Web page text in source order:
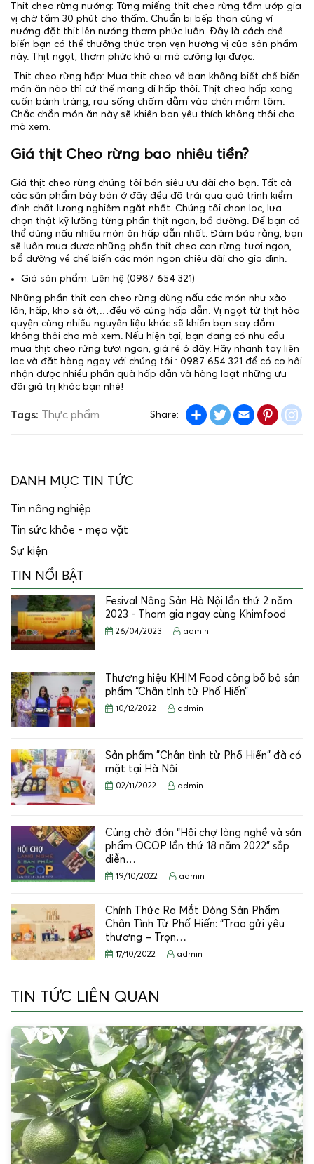
Thịt cheo rừng nướng: Từng miếng thịt cheo rừng tẩm ướp gia
vị chờ tầm 30 phút cho thấm. Chuẩn bị bếp than cùng vỉ
nướng đặt thịt lên nướng thơm phức luôn. Đây là cách chế
biến bạn có thể thưởng thức trọn vẹn hương vị của sản phẩm
này. Thịt ngọt, thơm phức khó ai mà cưỡng lại được.
Thịt cheo rừng hấp: Mua thịt cheo về bạn không biết chế biến
món ăn nào thì cứ thế mang đi hấp thôi. Thịt cheo hấp xong
cuốn bánh tráng, rau sống chấm đẫm vào chén mắm tôm.
Chắc chắn món ăn này sẽ khiến bạn yêu thích không thôi cho
mà xem.
Giá thịt Cheo rừng bao nhiêu tiền?
Giá thịt cheo rừng chúng tôi bán siêu ưu đãi cho bạn. Tất cả
các sản phẩm bày bán ở đây đều đã trải qua quá trình kiểm
định chất lượng nghiêm ngặt nhất. Chúng tôi chọn lọc, lựa
chọn thật kỹ lưỡng từng phần thịt ngon, bổ dưỡng. Để bạn có
thể dùng nấu nhiều món ăn hấp dẫn nhất. Đảm bảo rằng, bạn
sẽ luôn mua được những phần thịt cheo con rừng tươi ngon,
bổ dưỡng về chế biến các món ngon chiêu đãi cho gia đình.
Giá sản phẩm: Liên hệ (0987 654 321)
Những phần thịt con cheo rừng dùng nấu các món như xào
lăn, hấp, kho sả ớt,…đều vô cùng hấp dẫn. Vị ngọt từ thịt hòa
quyện cùng nhiều nguyên liệu khác sẽ khiến bạn say đắm
không thôi cho mà xem. Nếu hiện tại, bạn đang có nhu cầu
mua thịt cheo rừng tươi ngon, giá rẻ ở đây. Hãy nhanh tay liên
lạc và đặt hàng ngay với chúng tôi : 0987 654 321 để có cơ hội
nhận được nhiều phần quà hấp dẫn và hàng loạt những ưu
đãi giá trị khác bạn nhé!
Tags: Thực phẩm Share: Share TwitterEmail
DANH MỤC TIN TỨC
Tin nông nghiệp
Tin sức khỏe - mẹo vặt
Sự kiện
TIN NỔI BẬT
Fesival Nông Sản Hà Nội lần thứ 2 năm
2023 - Tham gia ngay cùng Khimfood
26/04/2023 admin
Thương hiệu KHIM Food công bố bộ sản
phẩm “Chân tình từ Phố Hiến”
10/12/2022 admin
Sản phẩm "Chân tình từ Phố Hiến" đã có
mặt tại Hà Nội
02/11/2022 admin
Cùng chờ đón “Hội chợ làng nghề và sản
phẩm OCOP lần thứ 18 năm 2022” sắp
diễn…
19/10/2022 admin
Chính Thức Ra Mắt Dòng Sản Phẩm
Chân Tình Từ Phố Hiến: “Trao gửi yêu
thương – Trọn…
17/10/2022 admin
TIN TỨC LIÊN QUAN